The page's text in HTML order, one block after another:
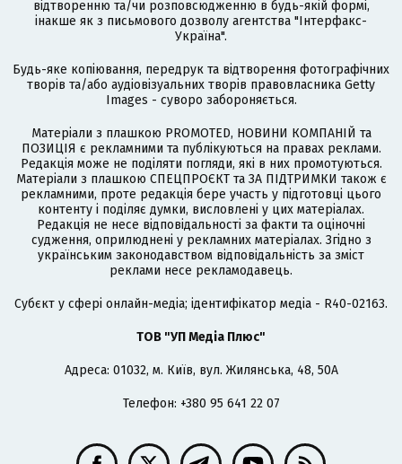
відтворенню та/чи розповсюдженню в будь-якій формі,
інакше як з письмового дозволу агентства "Інтерфакс-
Україна".
Будь-яке копіювання, передрук та відтворення фотографічних
творів та/або аудіовізуальних творів правовласника Getty
Images - суворо забороняється.
Матеріали з плашкою PROMOTED, НОВИНИ КОМПАНІЙ та
ПОЗИЦІЯ є рекламними та публікуються на правах реклами.
Редакція може не поділяти погляди, які в них промотуються.
Матеріали з плашкою СПЕЦПРОЄКТ та ЗА ПІДТРИМКИ також є
рекламними, проте редакція бере участь у підготовці цього
контенту і поділяє думки, висловлені у цих матеріалах.
Редакція не несе відповідальності за факти та оціночні
судження, оприлюднені у рекламних матеріалах. Згідно з
українським законодавством відповідальність за зміст
реклами несе рекламодавець.
Cубєкт у сфері онлайн-медіа; ідентифікатор медіа - R40-02163.
ТОВ "УП Медіа Плюс"
Адреса: 01032, м. Київ, вул. Жилянська, 48, 50А
Телефон: +380 95 641 22 07